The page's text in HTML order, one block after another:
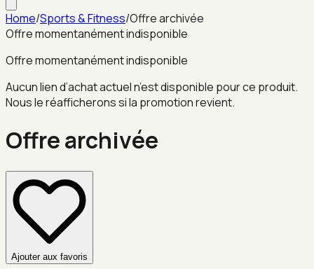
Home/Sports & Fitness/Offre archivée
Offre momentanément indisponible
Offre momentanément indisponible
Aucun lien d’achat actuel n’est disponible pour ce produit.
Nous le réafficherons si la promotion revient.
Offre archivée
Ajouter aux favoris